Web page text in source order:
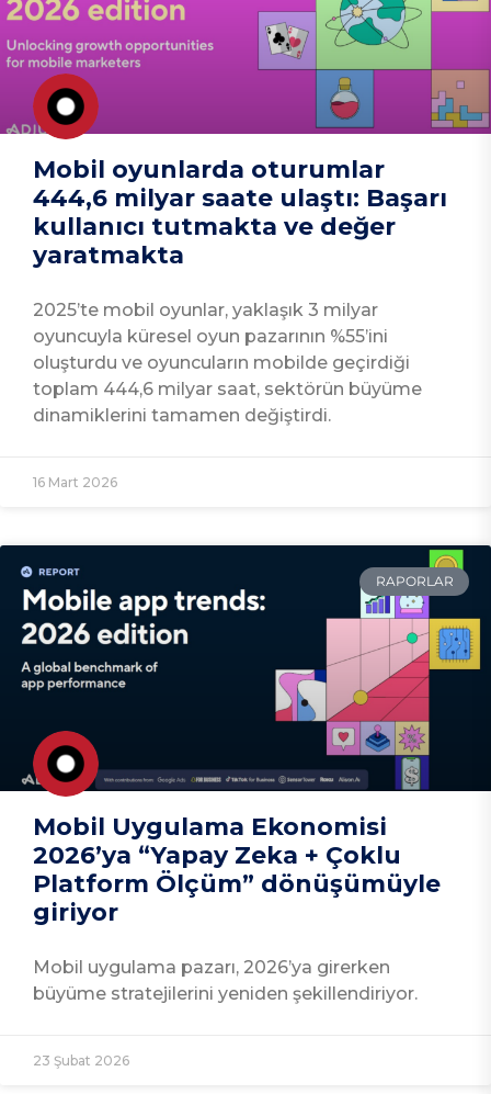
Mobil oyunlarda oturumlar
444,6 milyar saate ulaştı: Başarı
kullanıcı tutmakta ve değer
yaratmakta
2025’te mobil oyunlar, yaklaşık 3 milyar
oyuncuyla küresel oyun pazarının %55’ini
oluşturdu ve oyuncuların mobilde geçirdiği
toplam 444,6 milyar saat, sektörün büyüme
dinamiklerini tamamen değiştirdi.
16 Mart 2026
RAPORLAR
Mobil Uygulama Ekonomisi
2026’ya “Yapay Zeka + Çoklu
Platform Ölçüm” dönüşümüyle
giriyor
Mobil uygulama pazarı, 2026’ya girerken
büyüme stratejilerini yeniden şekillendiriyor.
23 Şubat 2026